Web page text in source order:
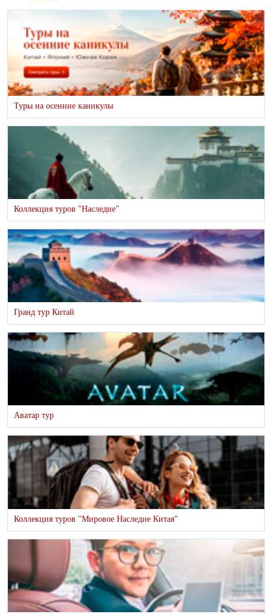
Туры на осенние каникулы
Коллекция туров "Наследие"
Гранд тур Китай
Аватар тур
Коллекция туров "Мировое Наследие Китая"